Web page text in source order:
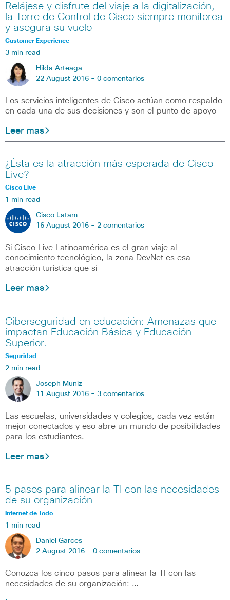
Relájese y disfrute del viaje a la digitalización,
la Torre de Control de Cisco siempre monitorea
y asegura su vuelo
Customer Experience
3 min read
Hilda Arteaga
22 August 2016 - 0 comentarios
Los servicios inteligentes de Cisco actúan como respaldo
en cada una de sus decisiones y son el punto de apoyo
Leer mas
¿Ésta es la atracción más esperada de Cisco
Live?
Cisco Live
1 min read
Cisco Latam
16 August 2016 - 2 comentarios
Si Cisco Live Latinoamérica es el gran viaje al
conocimiento tecnológico, la zona DevNet es esa
atracción turística que si
Leer mas
Ciberseguridad en educación: Amenazas que
impactan Educación Básica y Educación
Superior.
Seguridad
2 min read
Joseph Muniz
11 August 2016 - 3 comentarios
Las escuelas, universidades y colegios, cada vez están
mejor conectados y eso abre un mundo de posibilidades
para los estudiantes.
Leer mas
5 pasos para alinear la TI con las necesidades
de su organización
Internet de Todo
1 min read
Daniel Garces
2 August 2016 - 0 comentarios
Conozca los cinco pasos para alinear la TI con las
necesidades de su organización: …